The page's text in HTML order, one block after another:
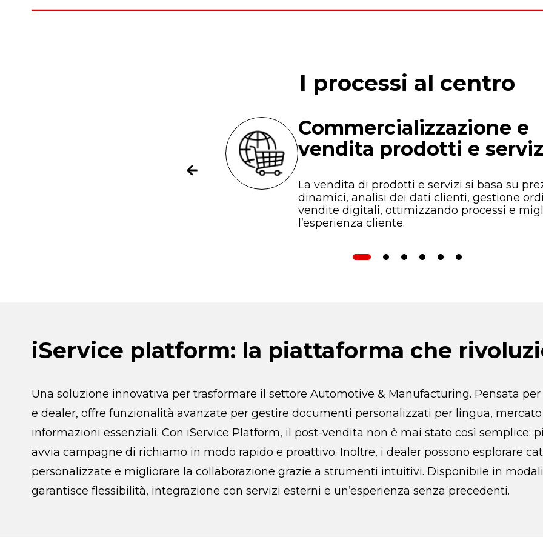
I processi al centro
Commercializzazione e
vendita prodotti e
La vendita di prodotti e servizi si basa su
dinamici, analisi dei dati clienti, gestione
vendite digitali, ottimizzando processi e
l’esperienza cliente.
iService platform: la piattaforma che
Una soluzione innovativa per trasformare il settore Automotive & Manufacturing. Pensata
e dealer, offre funzionalità avanzate per gestire documenti personalizzati per lingua, mercato
informazioni essenziali. Con iService Platform, il post-vendita non è mai stato così semplice:
avvia campagne di richiamo in modo rapido e proattivo. Inoltre, i dealer possono esplorare
personalizzate e migliorare la collaborazione grazie a strumenti intuitivi. Disponibile in
garantisce flessibilità, integrazione con servizi esterni e un’esperienza senza precedenti.